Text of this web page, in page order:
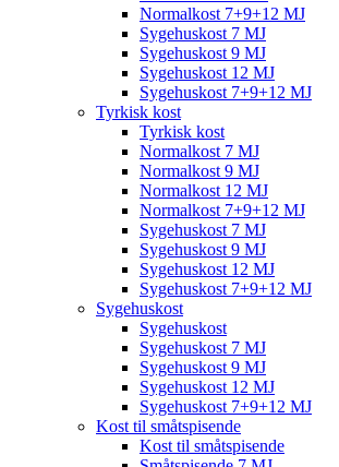
Normalkost 7+9+12 MJ
Sygehuskost 7 MJ
Sygehuskost 9 MJ
Sygehuskost 12 MJ
Sygehuskost 7+9+12 MJ
Tyrkisk kost
Tyrkisk kost
Normalkost 7 MJ
Normalkost 9 MJ
Normalkost 12 MJ
Normalkost 7+9+12 MJ
Sygehuskost 7 MJ
Sygehuskost 9 MJ
Sygehuskost 12 MJ
Sygehuskost 7+9+12 MJ
Sygehuskost
Sygehuskost
Sygehuskost 7 MJ
Sygehuskost 9 MJ
Sygehuskost 12 MJ
Sygehuskost 7+9+12 MJ
Kost til småtspisende
Kost til småtspisende